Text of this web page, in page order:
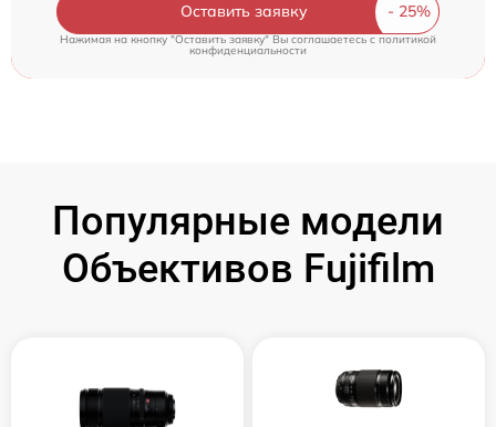
Оставить заявку
Нажимая на кнопку "Оставить заявку" Вы соглашаетесь c политикой
конфиденциальности
Популярные модели
Объективов Fujifilm